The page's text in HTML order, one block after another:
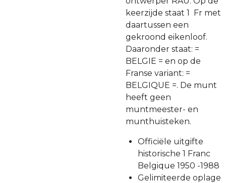
keerzijde staat 1 Fr met
daartussen een
gekroond eikenloof.
Daaronder staat: =
BELGIE = en op de
Franse variant: =
BELGIQUE =. De munt
heeft geen
muntmeester- en
munthuisteken.
Officiële uitgifte
historische 1 Franc
Belgique 1950 -1988
Gelimiteerde oplage